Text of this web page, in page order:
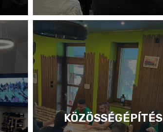
KÖZÖSSÉGÉPÍTÉS